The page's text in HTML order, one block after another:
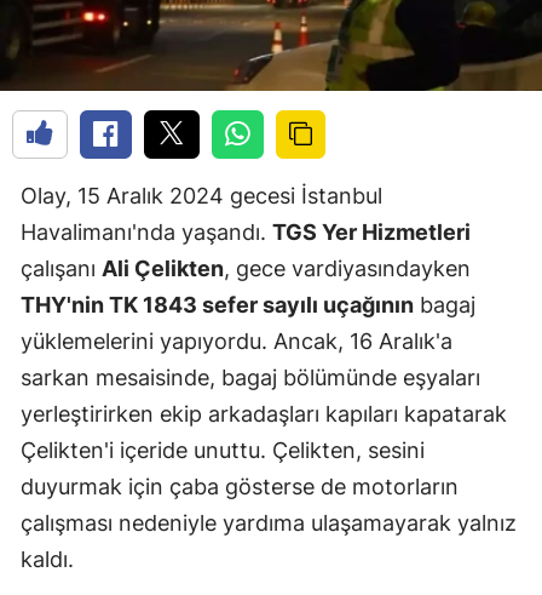
Olay, 15 Aralık 2024 gecesi İstanbul
Havalimanı'nda yaşandı. TGS Yer Hizmetleri
çalışanı Ali Çelikten, gece vardiyasındayken
THY'nin TK 1843 sefer sayılı uçağının bagaj
yüklemelerini yapıyordu. Ancak, 16 Aralık'a
sarkan mesaisinde, bagaj bölümünde eşyaları
yerleştirirken ekip arkadaşları kapıları kapatarak
Çelikten'i içeride unuttu. Çelikten, sesini
duyurmak için çaba gösterse de motorların
çalışması nedeniyle yardıma ulaşamayarak yalnız
kaldı.